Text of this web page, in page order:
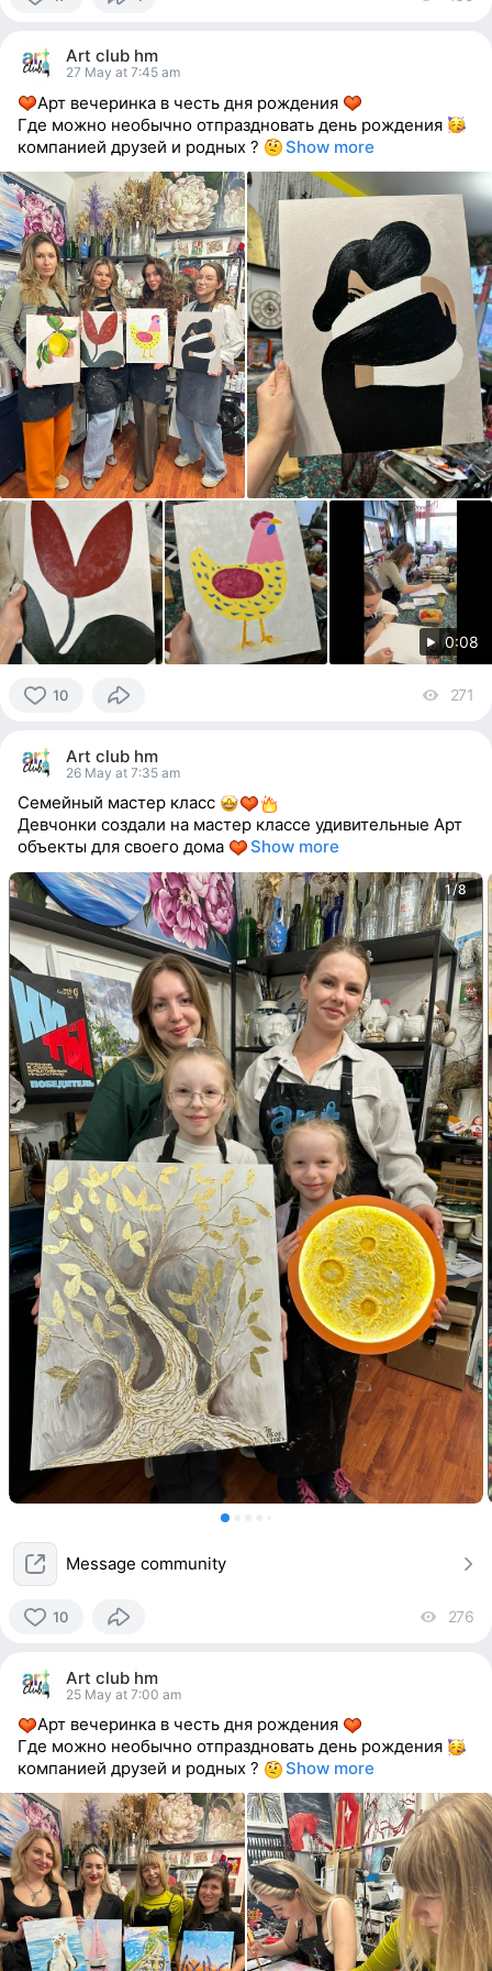
reacted Art club hm
27 May at 7:45 am
Арт вечеринка в честь дня рождения
Где можно необычно отпраздновать день рождения
компанией друзей и родных ?
Show more
0:08
10
reacted
271
Art club hm
26 May at 7:35 am
Семейный мастер класс
Девчонки создали на мастер классе удивительные Арт
объекты для своего дома
Show more
1/8
Message community
10
reacted
276
Art club hm
25 May at 7:00 am
Арт вечеринка в честь дня рождения
Где можно необычно отпраздновать день рождения
компанией друзей и родных ?
Show more